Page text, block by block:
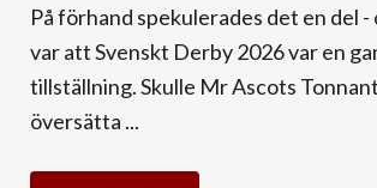
På förhand spekulerades det en del -
var att Svenskt Derby 2026 var en
tillställning. Skulle Mr Ascots
översätta ...